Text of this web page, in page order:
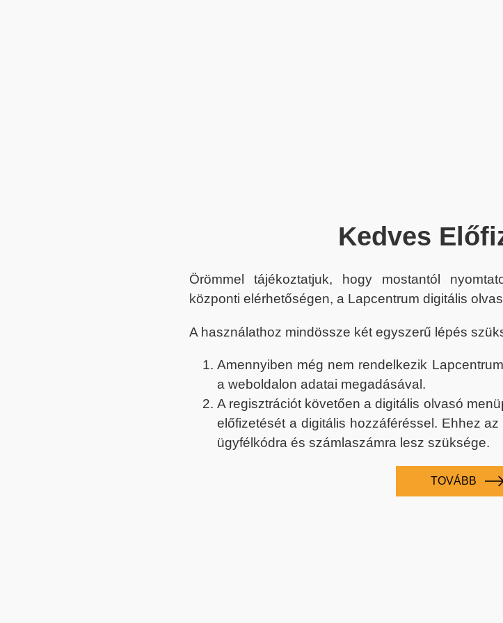
Kedves
Örömmel tájékoztatjuk, hogy mostantól
központi elérhetőségen, a Lapcentrum digitális
A használathoz mindössze két egyszerű lépés
Amennyiben még nem rendelkezik
a weboldalon adatai megadásával.
A regisztrációt követően a digitális olvasó
előfizetését a digitális hozzáféréssel. Ehhez
ügyfélkódra és számlaszámra lesz szüksége.
TOVÁBB